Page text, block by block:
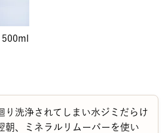
り洗浄されてしまい水ジミだらけ
朝、ミネラルリムーバーを使い